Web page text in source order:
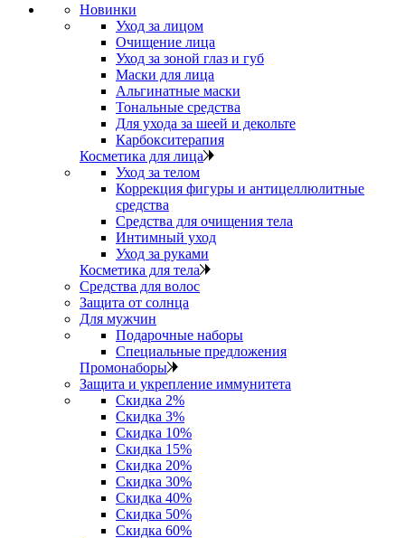
Новинки
Уход за лицом
Очищение лица
Уход за зоной глаз и губ
Маски для лица
Альгинатные маски
Тональные средства
Для ухода за шеей и декольте
Карбокситерапия
Косметика для лица
Уход за телом
Коррекция фигуры и антицеллюлитные
средства
Средства для очищения тела
Интимный уход
Уход за руками
Косметика для тела
Средства для волос
Защита от солнца
Для мужчин
Подарочные наборы
Специальные предложения
Промонаборы
Защита и укрепление иммунитета
Скидка 2%
Скидка 3%
Скидка 10%
Скидка 15%
Скидка 20%
Скидка 30%
Скидка 40%
Скидка 50%
Скидка 60%